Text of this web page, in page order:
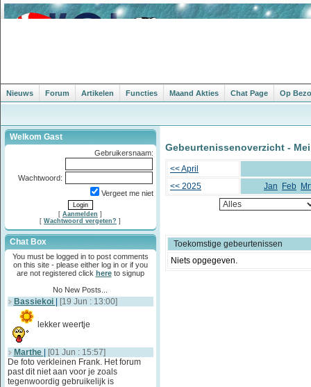
Nieuws Forum Artikelen Functies Maand Akties Chat Page Op
Welkom Gast
Gebruikersnaam:
Wachtwoord:
Vergeet me niet
[ Aanmelden ]
[ Wachtwoord vergeten? ]
Chat Box
You must be logged in to post comments
on this site - please either log in or if you
are not registered click hereto signup
No New Posts...
Bassiekoi [19 Jun : 13:00]
lekker weertje
Marthe
[01 Jun : 15:57]
De foto verkleinen Frank. Het forum
past dit niet aan voor je zoals
tegenwoordig gebruikelijk is
Gebeurtenissenoverzicht -
<< April
<< 2025
Jan Feb
Toekomstige gebeurtenissen
Niets opgegeven.